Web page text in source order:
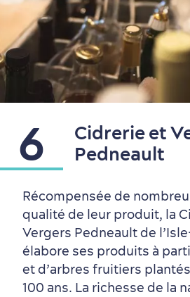
6
Cidrerie et
Pedneault
Récompensée de
qualité de leur produit, la
Vergers Pedneault de
élabore ses produits à
et d’arbres fruitiers
100 ans. La richesse de la